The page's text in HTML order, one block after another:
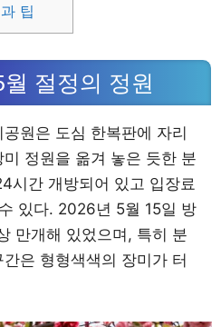
팁
절정의 정원
원은 도심 한복판에 자리
정원을 옮겨 놓은 듯한 분
시간 개방되어 있고 입장료
있다. 2026년 5월 15일 방
만개해 있었으며, 특히 분
은 형형색색의 장미가 터